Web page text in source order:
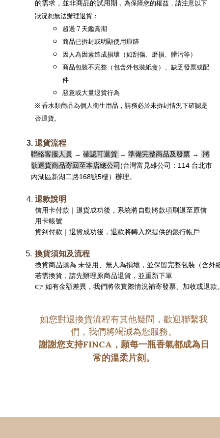
的需求，並非商品的試用期， 為保障您的權益，請注意以下
狀況恕無法辦理退貨：
超過 7 天鑑賞期
商品已拆封或明顯使用痕跡
因人為因素造成損壞（如刮傷、磨損、髒污等）
商品包裝不完整（包含外包裝紙盒）、缺乏發票或配
件
惡意或大量退貨行為
※ 香水類商品為個人衛生用品，請務必於未拆封情況下確認是
否退貨。
退貨流程
聯絡客服人員 → 確認可退貨 → 準備完整商品及發票 →
將
欲退貨商品寄回至本店總公司(台灣富見雄公司：114 台北市
內湖區新湖二路168號5樓） 辦理。
退款說明
信用卡付款 ｜退貨成功後，系統將自動將款項刷退至原信
用卡帳號
貨到付款 ｜退貨成功後，退款將轉入您提供的銀行帳戶
換貨須知及流程
換貨商品須為 未使用、無人為損壞 ，並保留完整包裝（含外
若需換貨，請先辦理原商品退貨，並重新下單
👉 如有金額差異，我們將依實際情況補寄發票、加收或退
如您對退換貨流程有其他疑問，歡迎聯繫我
們，我們將竭誠為您服務。
謝謝您支持FINCA，願每一瓶香氣都成為日
常的溫柔片刻。